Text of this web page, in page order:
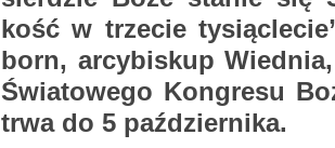
kość w trze­cie
born, ar­cy­bi­skup
Świa­to­we­go Kon­gre­su
trwa do 5 paź­dzier­ni­ka.